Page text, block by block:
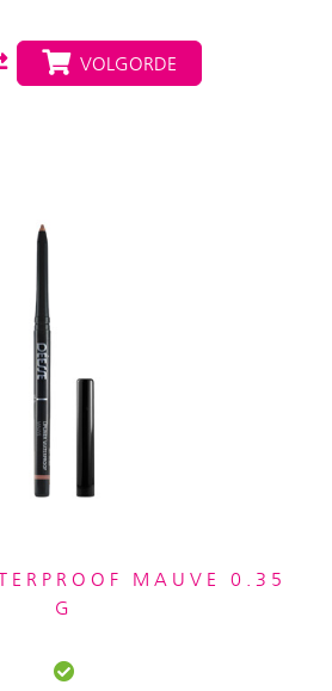
VOLGORDE
MAUVE 0.35
G